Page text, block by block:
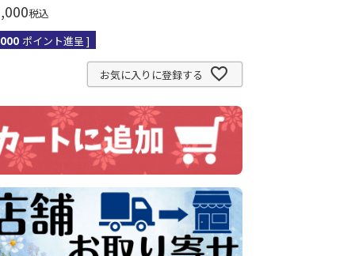
税込
ポイント進呈 ]
お気に入りに登録する